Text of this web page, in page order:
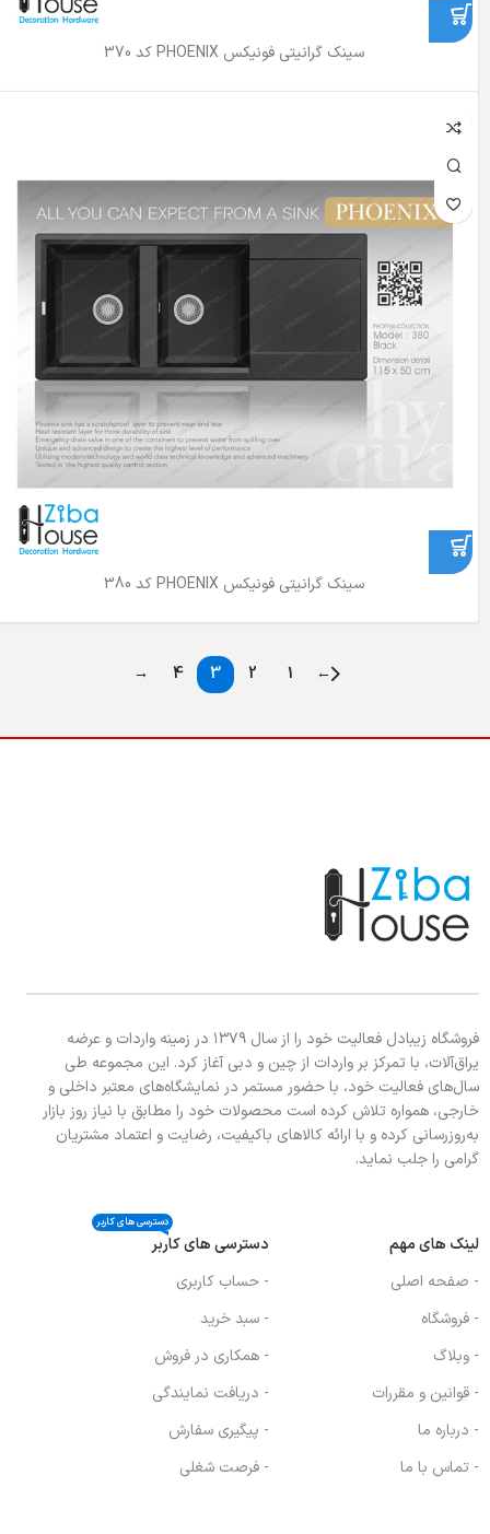
سینک گرانیتی فونیکس PHOENIX کد 370
سینک گرانیتی فونیکس PHOENIX کد 380
←
1
2
3
4
→
فروشگاه زیبادل فعالیت خود را از سال ۱۳۷۹ در زمینه واردات و عرضه
یراق‌آلات، با تمرکز بر واردات از چین و دبی آغاز کرد. این مجموعه طی
سال‌های فعالیت خود، با حضور مستمر در نمایشگاه‌های معتبر داخلی و
خارجی، همواره تلاش کرده است محصولات خود را مطابق با نیاز روز بازار
به‌روزرسانی کرده و با ارائه کالاهای باکیفیت، رضایت و اعتماد مشتریان
گرامی را جلب نماید.
لینک های مهم
- صفحه اصلی
- فروشگاه
- وبلاگ
- قوانین و مقررات
- درباره ما
- تماس با ما
دسترسی های کاربر
دسترسی های کاربر
- حساب کاربری
- سبد خرید
- همکاری در فروش
- دریافت نمایندگی
- پیگیری سفارش
- فرصت شغلی